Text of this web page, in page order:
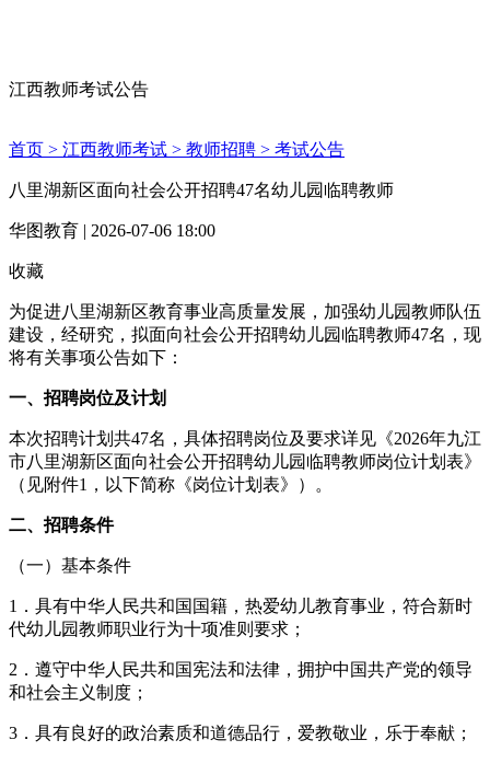
江西教师考试公告
首页 > 江西教师考试 > 教师招聘 > 考试公告
八里湖新区面向社会公开招聘47名幼儿园临聘教师
华图教育 | 2026-07-06 18:00
收藏
为促进八里湖新区教育事业高质量发展，加强幼儿园教师队伍
建设，经研究，拟面向社会公开招聘幼儿园临聘教师47名，现
将有关事项公告如下：
一、招聘岗位及计划
本次招聘计划共47名，具体招聘岗位及要求详见《2026年九江
市八里湖新区面向社会公开招聘幼儿园临聘教师岗位计划表》
（见附件1，以下简称《岗位计划表》）。
二、招聘条件
（一）基本条件
1．具有中华人民共和国国籍，热爱幼儿教育事业，符合新时
代幼儿园教师职业行为十项准则要求；
2．遵守中华人民共和国宪法和法律，拥护中国共产党的领导
和社会主义制度；
3．具有良好的政治素质和道德品行，爱教敬业，乐于奉献；